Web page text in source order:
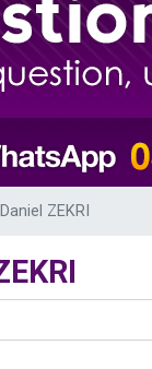
radio : Visions de
son Maasser
places pour étudier
son Maasser
ZEKRI